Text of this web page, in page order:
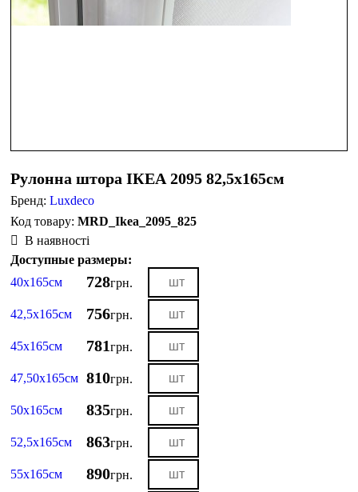
Рулонна штора ІКЕА 2095 82,5х165см
Бренд:Luxdeco
MRD_Ikea_2095_825
В наявності
Доступные размеры:
40х165см
728грн.
42,5х165см 756грн.
45х165см 781грн.
47,50х165см 810грн.
50х165см 835грн.
52,5х165см 863грн.
55х165см 890грн.